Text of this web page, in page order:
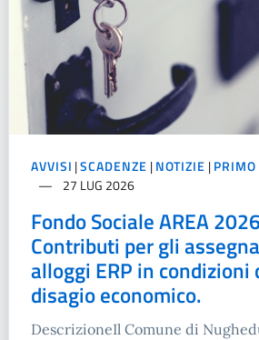
AVVISI |SCADENZE |NOTIZIE |
27 LUG 2026
Fondo Sociale AREA
Contributi per gli
alloggi ERP in condizioni
disagio economico.
DescrizioneIl Comune di